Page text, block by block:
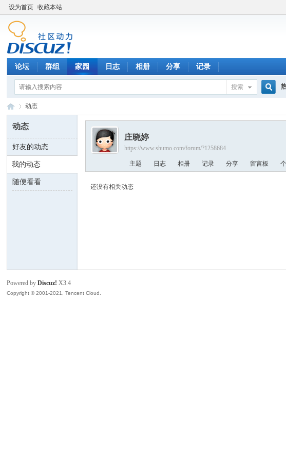
设为首页 收藏本站
论坛 群组 家园 日志 相册 分享 记录
搜索
数 ›
动态
动态
好友的动态
我的动态
随便看看
庄晓婷
https://www.shumo.com/forum/?1258684
主题 日志 相册 记录 分享 留言板
还没有相关动态
Powered byDiscuz! X3.4
Copyright © 2001-2021, Tencent Cloud.